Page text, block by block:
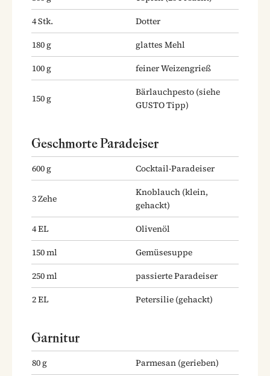
4Stk.
Dotter
180g
glattes Mehl
100g feiner Weizengrieß
150g
Bärlauchpesto (siehe
GUSTO Tipp)
Geschmorte Paradeiser
600g Cocktail-Paradeiser
3Zehe
Knoblauch (klein,
gehackt)
4EL
Olivenöl
150ml
Gemüsesuppe
250ml
passierte Paradeiser
2EL Petersilie (gehackt)
Garnitur
80g Parmesan (gerieben)